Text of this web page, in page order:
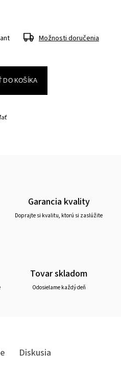
Možnosti doručenia
DO KOŠÍKA
Garancia kvality
Doprajte si kvalitu, ktorú si zaslúžite
Tovar skladom
Odosielame každý deň
Diskusia